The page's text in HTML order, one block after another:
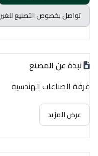
تواصل بخصوص التصنيع للغير
نبذة عن المصنع
غرفة الصناعات الهندسية
عرض المزيد